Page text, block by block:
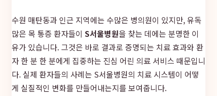
수원 매탄동과 인근 지역에는 수많은 병의원이 있지만, 유독
많은 목 통증 환자들이 S서울병원을 찾는 데에는 분명한 이
유가 있습니다. 그것은 바로 결과로 증명되는 치료 효과와 환
자 한 분 한 분에게 집중하는 진심 어린 의료 서비스 때문입니
다. 실제 환자들의 사례는 S서울병원의 치료 시스템이 어떻
게 실질적인 변화를 만들어내는지를 보여줍니다.